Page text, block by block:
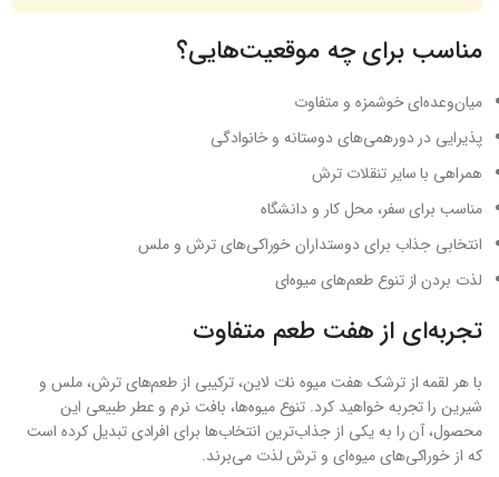
مناسب برای چه موقعیت‌هایی؟
میان‌وعده‌ای خوشمزه و متفاوت
پذیرایی در دورهمی‌های دوستانه و خانوادگی
همراهی با سایر تنقلات ترش
مناسب برای سفر، محل کار و دانشگاه
انتخابی جذاب برای دوستداران خوراکی‌های ترش و ملس
لذت بردن از تنوع طعم‌های میوه‌ای
تجربه‌ای از هفت طعم متفاوت
با هر لقمه از ترشک هفت میوه نات لاین، ترکیبی از طعم‌های ترش، ملس و
شیرین را تجربه خواهید کرد. تنوع میوه‌ها، بافت نرم و عطر طبیعی این
محصول، آن را به یکی از جذاب‌ترین انتخاب‌ها برای افرادی تبدیل کرده است
که از خوراکی‌های میوه‌ای و ترش لذت می‌برند.